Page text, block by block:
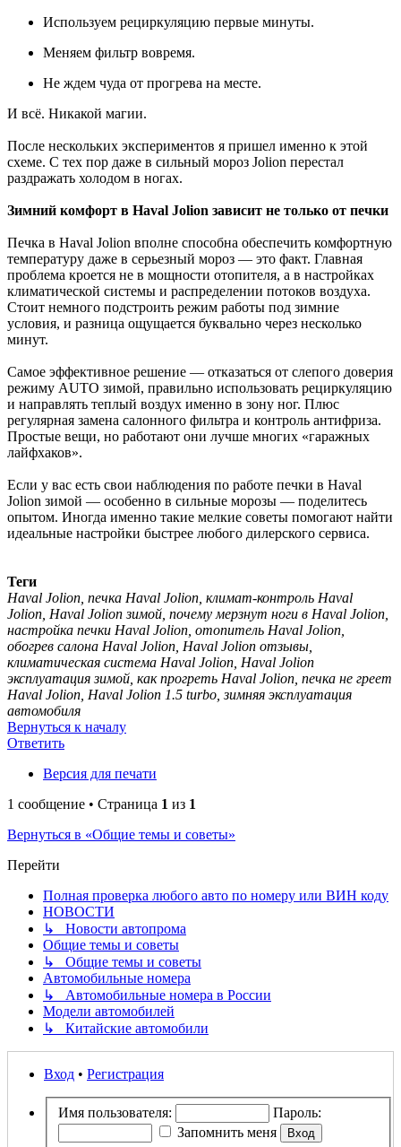
Используем рециркуляцию первые минуты.
Меняем фильтр вовремя.
Не ждем чуда от прогрева на месте.
И всё. Никакой магии.
После нескольких экспериментов я пришел именно к этой
схеме. С тех пор даже в сильный мороз Jolion перестал
раздражать холодом в ногах.
Зимний комфорт в Haval Jolion зависит не только от печки
Печка в Haval Jolion вполне способна обеспечить комфортную
температуру даже в серьезный мороз — это факт. Главная
проблема кроется не в мощности отопителя, а в настройках
климатической системы и распределении потоков воздуха.
Стоит немного подстроить режим работы под зимние
условия, и разница ощущается буквально через несколько
минут.
Самое эффективное решение — отказаться от слепого доверия
режиму AUTO зимой, правильно использовать рециркуляцию
и направлять теплый воздух именно в зону ног. Плюс
регулярная замена салонного фильтра и контроль антифриза.
Простые вещи, но работают они лучше многих «гаражных
лайфхаков».
Если у вас есть свои наблюдения по работе печки в Haval
Jolion зимой — особенно в сильные морозы — поделитесь
опытом. Иногда именно такие мелкие советы помогают найти
идеальные настройки быстрее любого дилерского сервиса.
Теги
Haval Jolion, печка Haval Jolion, климат-контроль Haval
Jolion, Haval Jolion зимой, почему мерзнут ноги в Haval Jolion,
настройка печки Haval Jolion, отопитель Haval Jolion,
обогрев салона Haval Jolion, Haval Jolion отзывы,
климатическая система Haval Jolion, Haval Jolion
эксплуатация зимой, как прогреть Haval Jolion, печка не греет
Haval Jolion, Haval Jolion 1.5 turbo, зимняя эксплуатация
автомобиля
Вернуться к началу
Ответить
Версия для печати
1 сообщение • Страница 1 из 1
Вернуться в «Общие темы и советы»
Перейти
Полная проверка любого авто по номеру или ВИН коду
НОВОСТИ
↳ Новости автопрома
Общие темы и советы
↳ Общие темы и советы
Автомобильные номера
↳ Автомобильные номера в России
Модели автомобилей
↳ Китайские автомобили
Вход • Регистрация
Имя пользователя:
Пароль:
Запомнить меня